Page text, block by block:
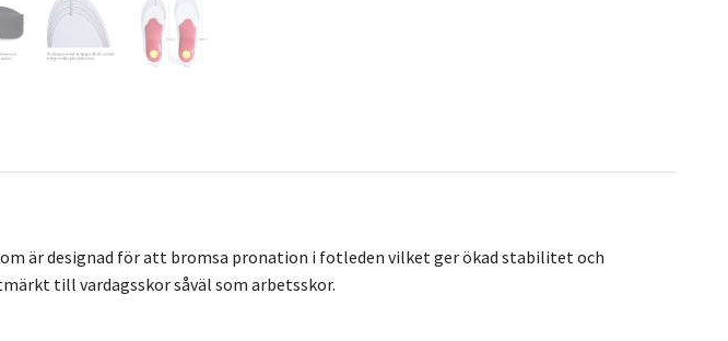
är designad för att bromsa pronation i fotleden vilket ger ökad stabilitet och
till vardagsskor såväl som arbetsskor.